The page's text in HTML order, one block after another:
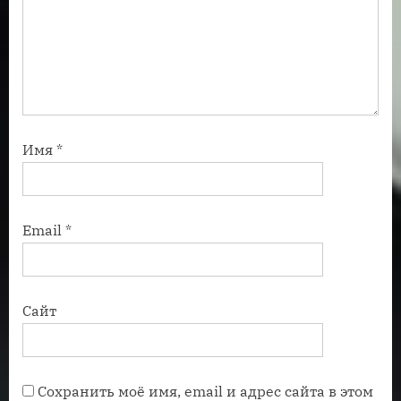
Имя *
Email *
Сайт
Сохранить моё имя, email и адрес сайта в этом